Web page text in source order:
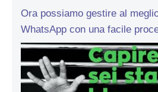
Ora possiamo gestire al
WhatsApp con una facile